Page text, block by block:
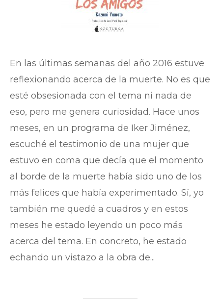
En las últimas semanas del año 2016 estuve
reflexionando acerca de la muerte. No es que
esté obsesionada con el tema ni nada de
eso, pero me genera curiosidad. Hace unos
meses, en un programa de Iker Jiménez,
escuché el testimonio de una mujer que
estuvo en coma que decía que el momento
al borde de la muerte había sido uno de los
más felices que había experimentado. Sí, yo
también me quedé a cuadros y en estos
meses he estado leyendo un poco más
acerca del tema. En concreto, he estado
echando un vistazo a la obra de...